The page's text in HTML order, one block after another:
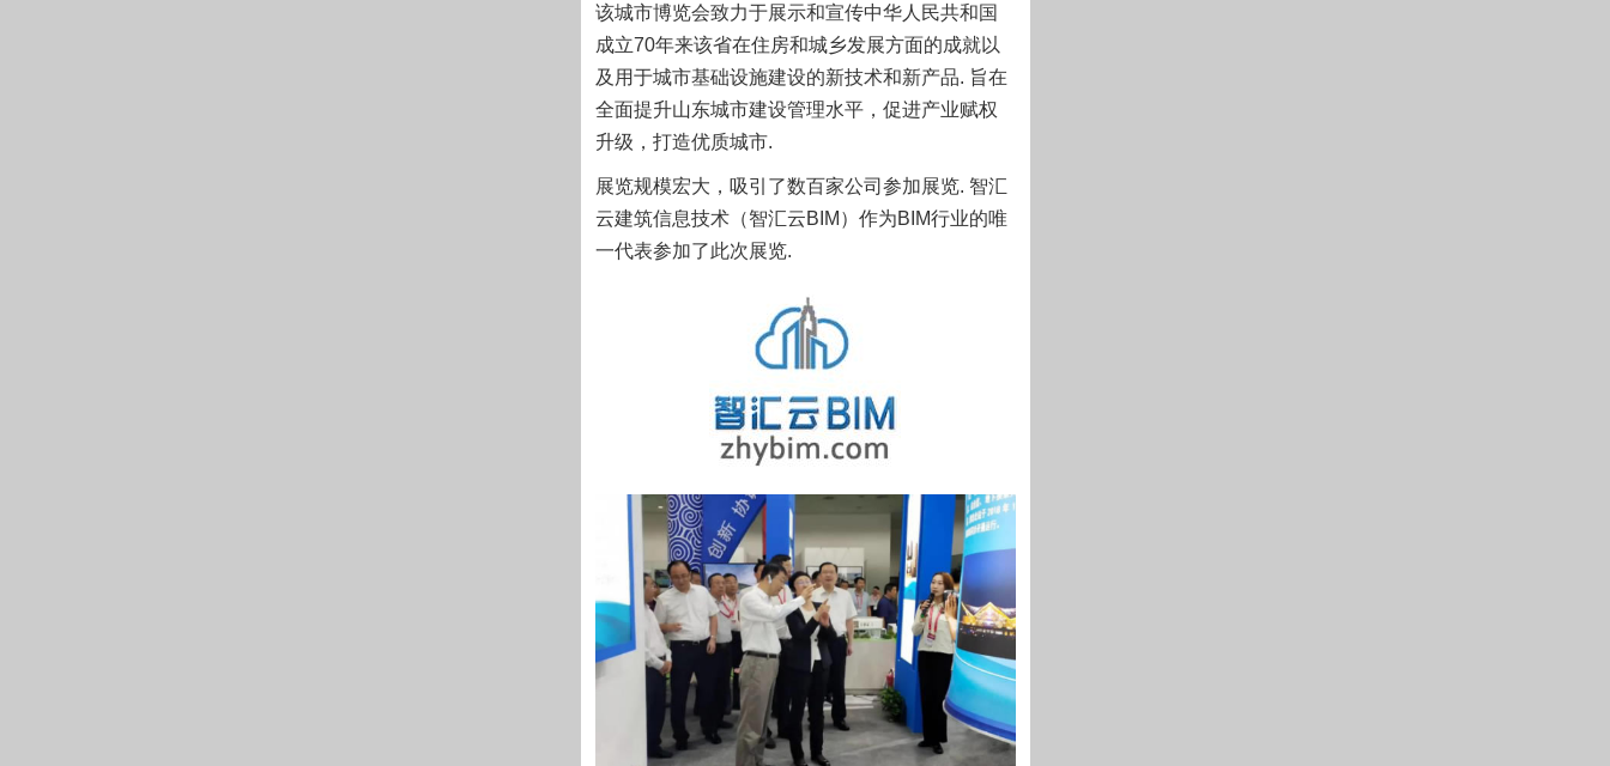
该城市博览会致力于展示和宣传中华人民共和国
成立70年来该省在住房和城乡发展方面的成就以
及用于城市基础设施建设的新技术和新产品. 旨在
全面提升山东城市建设管理水平，促进产业赋权
升级，打造优质城市.
展览规模宏大，吸引了数百家公司参加展览. 智汇
云建筑信息技术（智汇云BIM）作为BIM行业的唯
一代表参加了此次展览.